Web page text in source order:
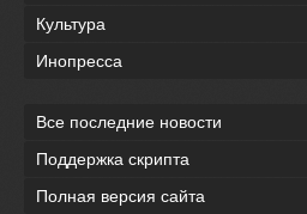
Культура
Инопресса
Все последние новости
Поддержка скрипта
Полная версия сайта